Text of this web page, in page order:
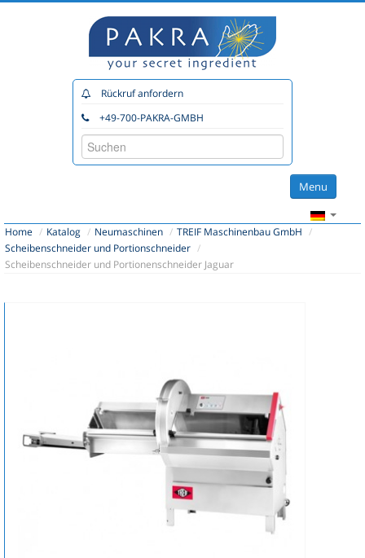
Rückruf anfordern
+49-700-PAKRA-GMBH
Menu
Katalog
Unsere Partner
Home / Katalog / Neumaschinen / TREIF Maschinenbau GmbH /
Scheibenschneider und Portionschneider /
Scheibenschneider und Portionenschneider Jaguar